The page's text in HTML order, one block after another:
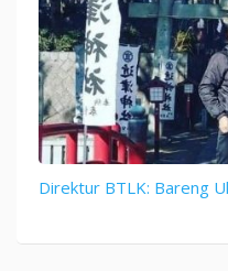
Direktur BTLK: Bareng